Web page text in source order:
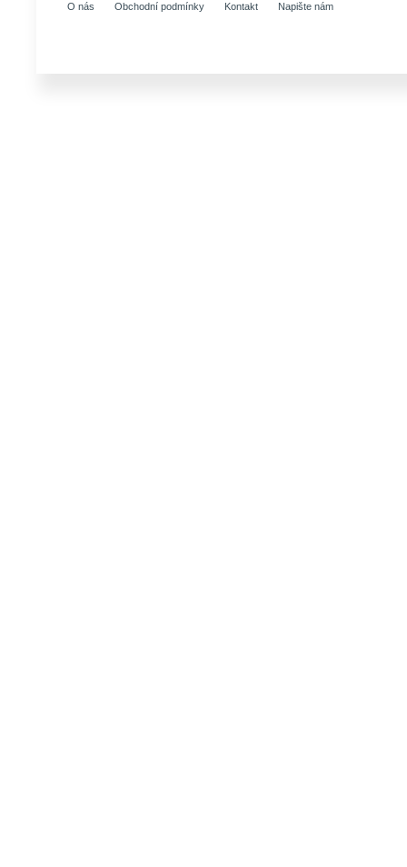
O nás Obchodní podmínky Kontakt Napište nám